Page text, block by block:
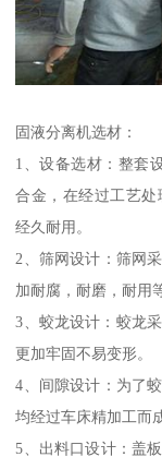
固液分离机选材：
1、设备选材：整套
合金，在经过工艺处
经久耐用。
2、筛网设计：筛网
加耐腐，耐磨，耐用
3、蛟龙设计：蛟龙
更加牢固不易变形。
4、间隙设计：为了
均经过车床精加工而
5、出料口设计：盖